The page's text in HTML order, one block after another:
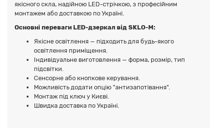
якісного скла, надійною LED-стрічкою, з професійним
монтажем або доставкою по Україні.
Основні переваги LED-дзеркал від SKLO-M:
Якісне освітлення — підходить для будь-якого
освітлення приміщення.
Індивідуальне виготовлення — форма, розмір, тип
підсвітки.
Сенсорне або кнопкове керування.
Можливість додати опцію "антизапотівання".
Монтаж під ключ у Києві.
Швидка доставка по Україні.